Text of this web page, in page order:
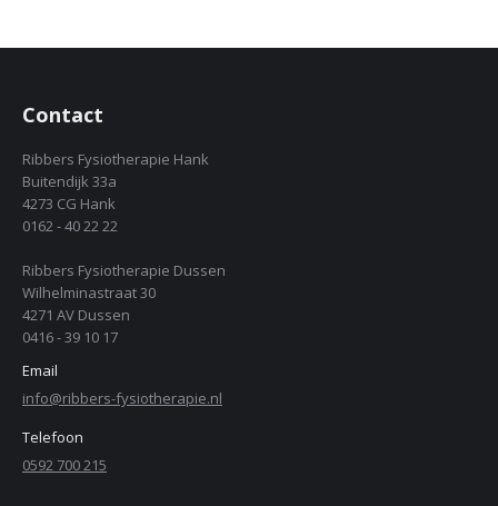
Contact
Ribbers Fysiotherapie Hank
Buitendijk 33a
4273 CG Hank
0162 - 40 22 22
Ribbers Fysiotherapie Dussen
Wilhelminastraat 30
4271 AV Dussen
0416 - 39 10 17
Email
info@ribbers-fysiotherapie.nl
Telefoon
0592 700 215